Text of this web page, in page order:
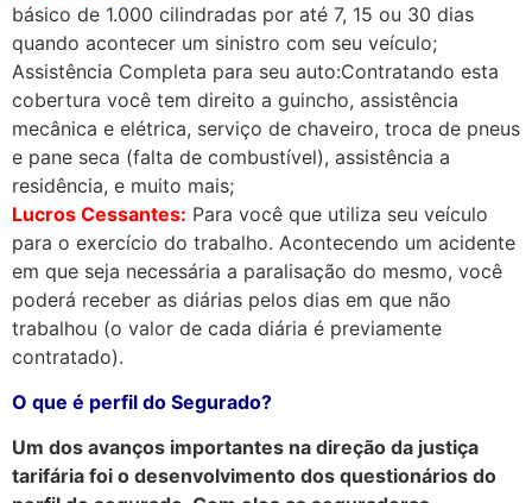
básico de 1.000 cilindradas por até 7, 15 ou 30 dias
quando acontecer um sinistro com seu veículo;
Assistência Completa para seu auto:Contratando esta
cobertura você tem direito a guincho, assistência
mecânica e elétrica, serviço de chaveiro, troca de pneus
e pane seca (falta de combustível), assistência a
residência, e muito mais;
Lucros Cessantes: Para você que utiliza seu veículo
para o exercício do trabalho. Acontecendo um acidente
em que seja necessária a paralisação do mesmo, você
poderá receber as diárias pelos dias em que não
trabalhou (o valor de cada diária é previamente
contratado).
O que é perfil do Segurado?
Um dos avanços importantes na direção da justiça
tarifária foi o desenvolvimento dos questionários do